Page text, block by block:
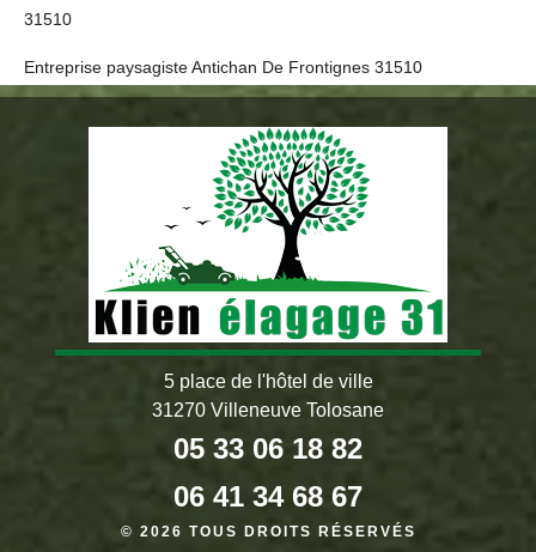
31510
Entreprise paysagiste Antichan De Frontignes 31510
5 place de l'hôtel de ville
31270 Villeneuve Tolosane
05 33 06 18 82
06 41 34 68 67
© 2026 TOUS DROITS RÉSERVÉS